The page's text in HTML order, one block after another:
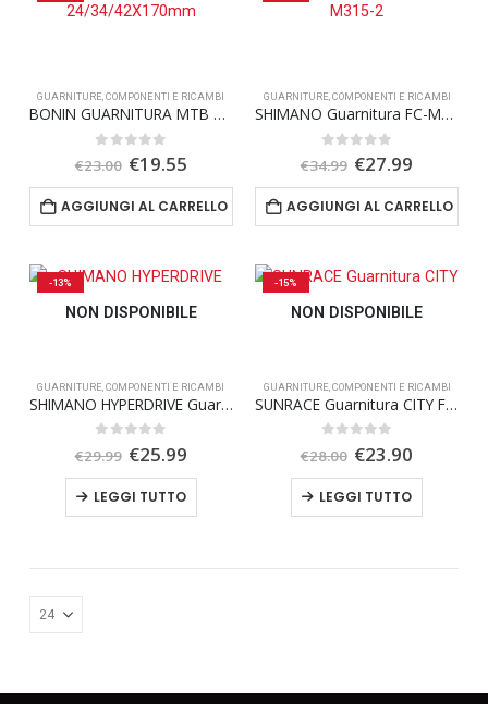
GUARNITURE ,COMPONENTI E RICAMBI
BONIN GUARNITURA MTB 24/34/42X170mm
Su 5
€23.00 Il
originale
era:
€23.00.
€19.55
attuale
è:
€19.55.
AGGIUNGI AL CARRELLO
GUARNITURE COMPONENTI E RICAMBI
SHIMANO Guarnitura FC-M315-2
Su 5
€34.99 Il
originale
era:
€34.99.
€27.99
attuale
è:
€27.99.
AGGIUNGI AL CARRELLO
-13%
NON DISPONIBILE
GUARNITURE ,COMPONENTI E RICAMBI
SHIMANO HYPERDRIVE Guarnitura MTB 2X9S
Su 5
€29.99 Il
prezzo
originale
era:
€29.99.
€25.99
attuale
€25.99.
LEGGI TUTTO
-15%
NON DISPONIBILE
GUARNITURE COMPONENTI E RICAMBI
SUNRACE Guarnitura CITY FCM500
Su 5
€28.00 Il
prezzo
originale
era:
€28.00.
€23.90
attuale
€23.90.
LEGGI TUTTO